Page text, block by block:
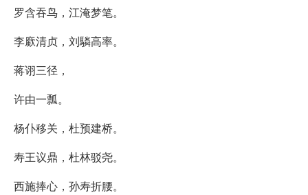
罗含吞鸟，江淹梦笔。
李廞清贞，刘驎高率。
蒋诩三径，
许由一瓢。
杨仆移关，杜预建桥。
寿王议鼎，杜林驳尧。
西施捧心，孙寿折腰。